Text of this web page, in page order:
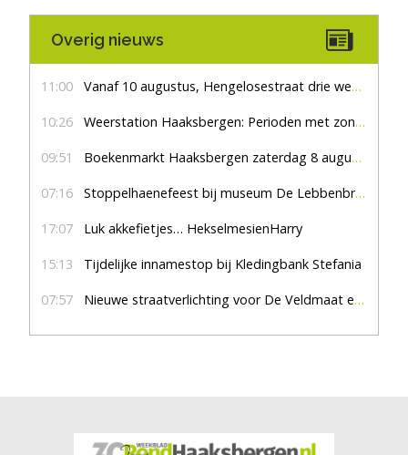
Overig nieuws
11:00 Vanaf 10 augustus, Hengelosestraat drie weken dicht voor doorgaand verkeer
10:26 Weerstation Haaksbergen: Perioden met zon en droog
09:51 Boekenmarkt Haaksbergen zaterdag 8 augustus, marktplein Haaksbergen
07:16 Stoppelhaenefeest bij museum De Lebbenbrugge
17:07 Luk akkefietjes… HekselmesienHarry
15:13 Tijdelijke innamestop bij Kledingbank Stefania
07:57 Nieuwe straatverlichting voor De Veldmaat en De Pas